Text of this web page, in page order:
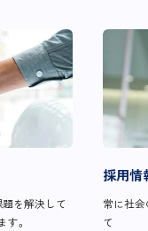
を解決して
。
採用情
常に社
て